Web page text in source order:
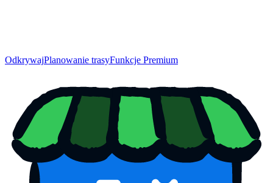
OdkrywajPlanowanie trasyFunkcje Premium